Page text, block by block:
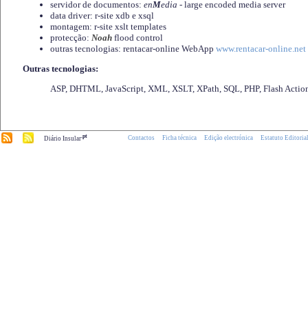
servidor de documentos: enMedia - large encoded media server
data driver: r-site xdb e xsql
montagem: r-site xslt templates
protecção: Noah flood control
outras tecnologias: rentacar-online WebApp www.rentacar-online.net
Outras tecnologias:
ASP, DHTML, JavaScript, XML, XSLT, XPath, SQL, PHP, Flash
Diário Insular.pt Contactos Ficha técnica Edição electrónica Estatuto Editorial